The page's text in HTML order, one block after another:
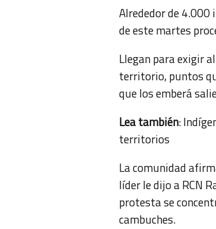
Alrededor de 4.000
de este martes
Llegan para exigir
territorio, puntos
que los emberá
Lea también:
territorios
La comunidad
líder le dijo a RCN
protesta se
cambuches.